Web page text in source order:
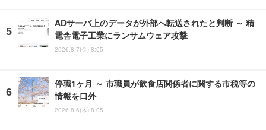
ADサーバ上のデータが外部へ転送されたと判断 ～ 精
電舎電子工業にランサムウェア攻撃
2026.8.7(金) 8:05
停職1ヶ月 ～ 市職員が飲食店関係者に関する市税等の
情報を口外
2026.8.6(木) 8:05